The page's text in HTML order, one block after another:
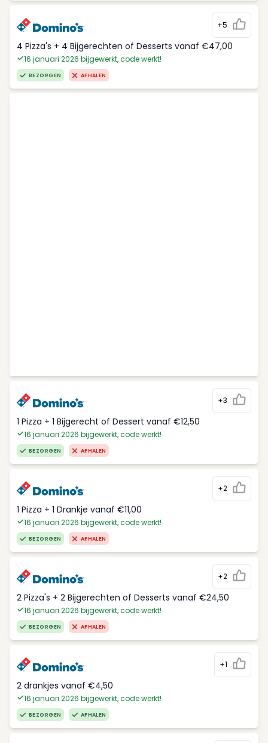
+5
4 Pizza's + 4 Bijgerechten of Desserts vanaf €47,00
16 januari 2026 bijgewerkt, code werkt!
BEZORGEN AFHALEN
+3
1 Pizza + 1 Bijgerecht of Dessert vanaf €12,50
16 januari 2026 bijgewerkt, code werkt!
BEZORGEN AFHALEN
+2
1 Pizza + 1 Drankje vanaf €11,00
16 januari 2026 bijgewerkt, code werkt!
BEZORGEN AFHALEN
+2
2 Pizza's + 2 Bijgerechten of Desserts vanaf €24,50
16 januari 2026 bijgewerkt, code werkt!
BEZORGEN AFHALEN
+1
2 drankjes vanaf €4,50
16 januari 2026 bijgewerkt, code werkt!
BEZORGEN AFHALEN